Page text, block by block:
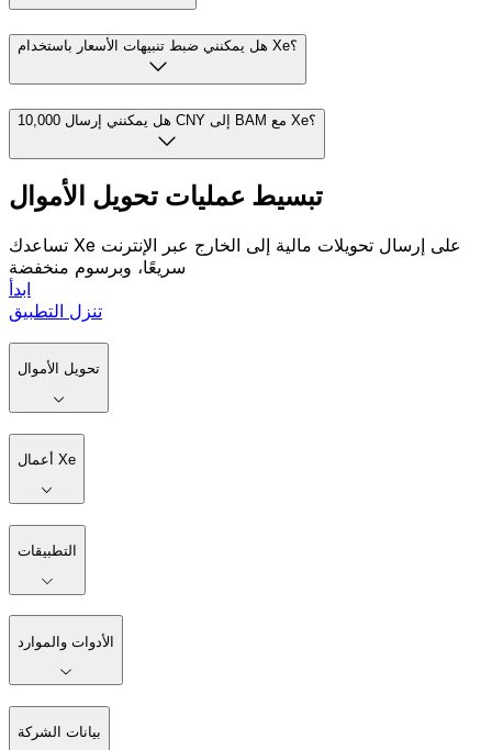
هل يمكنني ضبط تنبيهات الأسعار باستخدام Xe؟
هل يمكنني إرسال 10,000 CNY إلى BAM مع Xe؟
تبسيط عمليات تحويل الأموال
تساعدك Xe على إرسال تحويلات مالية إلى الخارج عبر الإنترنت
سريعًا، وبرسوم منخفضة
ابدأ
تنزل التطبيق
تحويل الأموال
أعمال Xe
التطبيقات
الأدوات والموارد
بيانات الشركة